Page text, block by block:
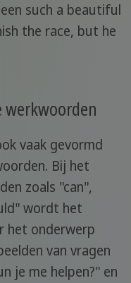
such a beautiful
the race, but he
vaak gevormd
Bij het
zoals "can",
wordt het
het onderwerp
van vragen
je me helpen?" en